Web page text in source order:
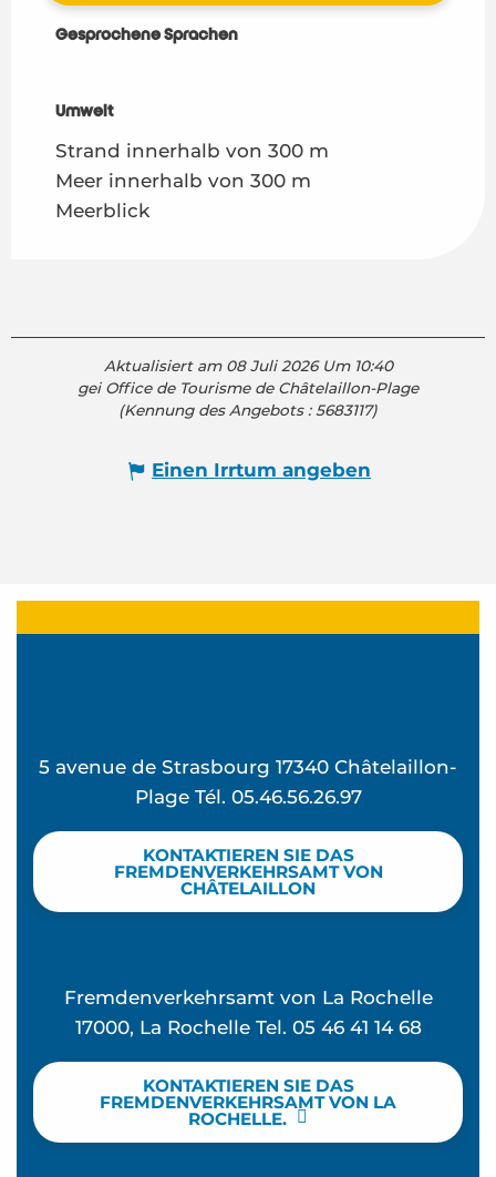
Gesprochene Sprachen
Gesprochene Sprachen
Umwelt
Umwelt
Strand innerhalb von 300 m
Meer innerhalb von 300 m
Meerblick
Aktualisiert am 08 Juli 2026 Um 10:40
gei Office de Tourisme de Châtelaillon-Plage
(Kennung des Angebots :5683117)
Einen Irrtum angeben
5 avenue de Strasbourg 17340 Châtelaillon-
Plage Tél. 05.46.56.26.97
KONTAKTIEREN SIE DAS
FREMDENVERKEHRSAMT VON
CHÂTELAILLON
Fremdenverkehrsamt von La Rochelle
17000, La Rochelle Tel. 05 46 41 14 68
KONTAKTIEREN SIE DAS
FREMDENVERKEHRSAMT VON LA
ROCHELLE.